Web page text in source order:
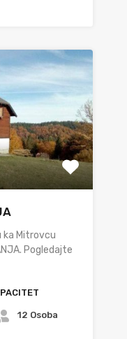
ka Mitrovcu
Pogledajte
12 Osoba